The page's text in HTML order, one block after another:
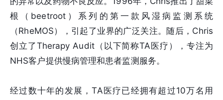
根（beetroot）系列的第一款风湿病监测系统
（RheMOS），引起了业界的广泛关注。随后，Chris
创立了Therapy Audit（以下简称TA医疗），专注为
NHS客户提供慢病管理和患者监测服务。
经过数十年的发展，TA医疗已经拥有超过10万名用